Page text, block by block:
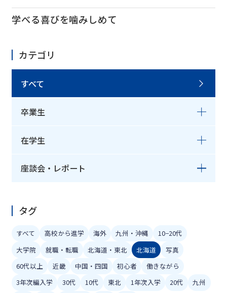
学べる喜びを噛みしめて
カテゴリ
すべて
卒業生
在学生
座談会・レポート
タグ
すべて 高校から進学 海外 九州・沖縄
10−20代
大学院
就職・転職 北海道・東北 北海道
写真
60代以上
近畿 中国・四国 初心者
働きながら
3年次編入学
30代 10代 東北 1年次入学 20代
九州